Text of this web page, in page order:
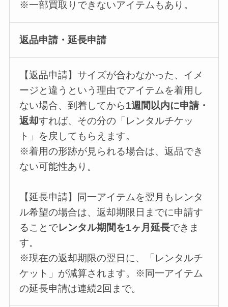
※一部買取りできないアイテムもあり。
返品申請・延長申請
【返品申請】サイズが合わなかった、イメ
ージと違うという理由でアイテムを着用し
ない場合、到着してから1週間以内に申請・
返却すれば、その分の「レンタルチケッ
ト」を戻してもらえます。
※着用の形跡が見られる場合は、返品でき
ない可能性あり。
【延長申請】同一アイテムを翌月もレンタ
ル希望の場合は、返却期限日までに申請す
ることでレンタル期間を1ヶ月延長できま
す。
※現在の返却期限の翌日に、「レンタルチ
ケット」が減算されます。※同一アイテム
の延長申請は連続2回まで。